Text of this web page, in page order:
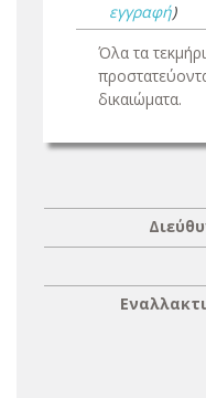
εγγραφή)
Όλα τα
δικαιώματα.